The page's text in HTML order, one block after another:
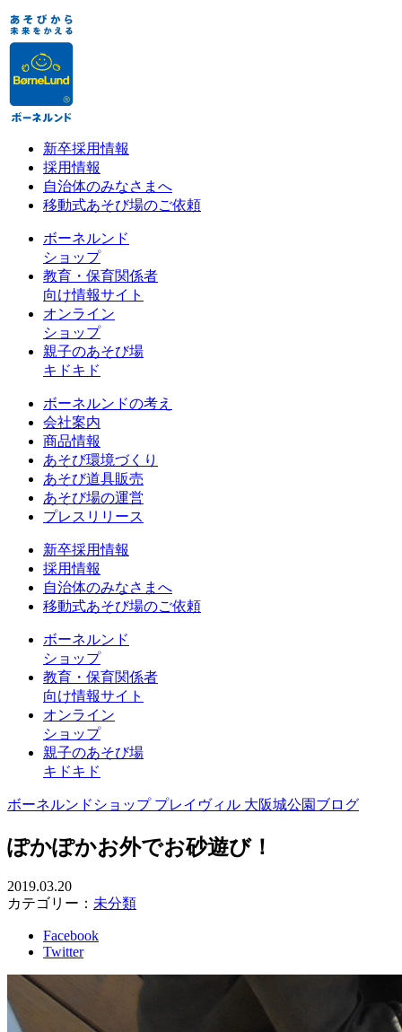
新卒採用情報
採用情報
自治体のみなさまへ
移動式あそび場のご依頼
ボーネルンド
ショップ
教育・保育関係者
向け情報サイト
オンライン
ショップ
親子のあそび場
キドキド
ボーネルンドの考え
会社案内
商品情報
あそび環境づくり
あそび道具販売
あそび場の運営
プレスリリース
新卒採用情報
採用情報
自治体のみなさまへ
移動式あそび場のご依頼
ボーネルンド
ショップ
教育・保育関係者
向け情報サイト
オンライン
ショップ
親子のあそび場
キドキド
ボーネルンドショップ プレイヴィル 大阪城公園ブログ
ぽかぽかお外でお砂遊び！
2019.03.20
カテゴリー： 未分類
Facebook
Twitter